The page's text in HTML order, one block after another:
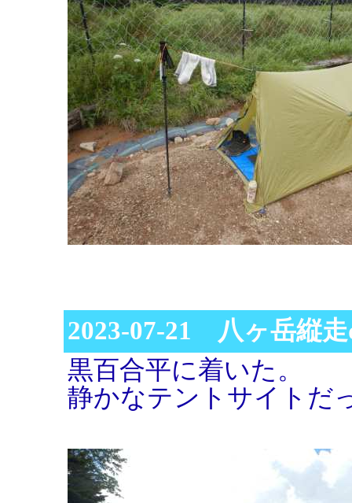
2023-07-21 八ヶ岳縦走
黒百合平に着いた。
静かなテントサイトだ